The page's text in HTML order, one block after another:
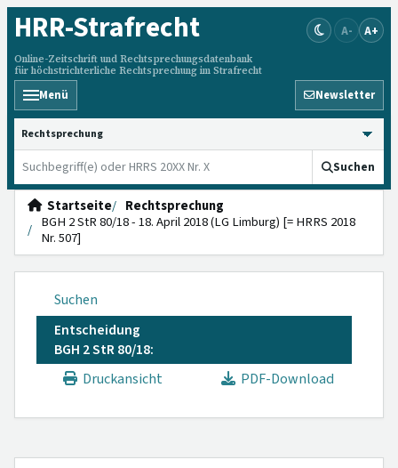
HRR-Strafrecht
Online-Zeitschrift und Rechtsprechungsdatenbank
für höchstrichterliche Rechtsprechung im Strafrecht
A- A+
Menü Newsletter
HRRS durchsuchen
Suchen
Startseite
Rechtsprechung
BGH 2 StR 80/18 - 18. April 2018 (LG Limburg) [= HRRS 2018
Nr. 507]
Suchen
Entscheidung
BGH 2 StR 80/18:
Druckansicht
PDF-Download